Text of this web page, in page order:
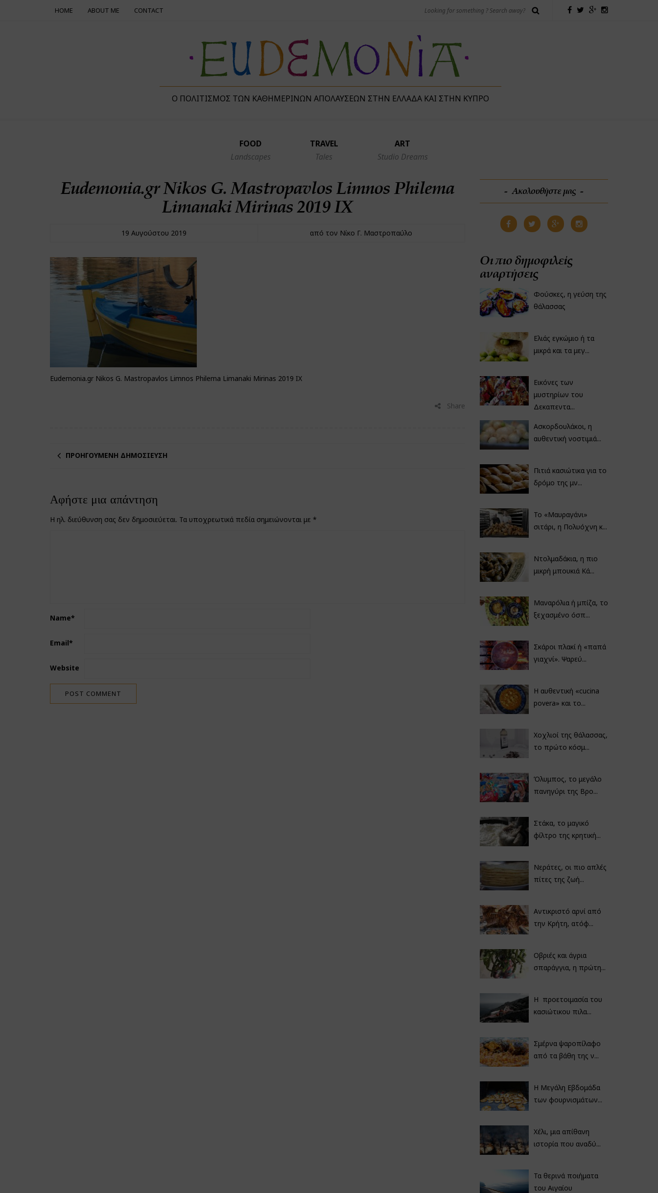
HOME ABOUT ME CONTACT
Ο ΠΟΛΙΤΙΣΜΌΣ ΤΩΝ ΚΑΘΗΜΕΡΙΝΏΝ ΑΠΟΛΑΎΣΕΩΝ ΣΤΗΝ ΕΛΛΆΔΑ ΚΑΙ ΣΤΗΝ ΚΎΠΡΟ
FOOD
Landscapes
TRAVEL
Tales
ART
Studio Dreams
Eudemonia.gr Nikos G. Mastropavlos Limnos Philema
Limanaki Mirinas 2019 IX
19 Αυγούστου 2019 από τον Νίκο Γ. Μαστροπαύλο
Eudemonia.gr Nikos G. Mastropavlos Limnos Philema Limanaki Mirinas 2019 IX
Share
ΠΡΟΗΓΟΎΜΕΝΗ ΔΗΜΟΣΊΕΥΣΗ
Αφήστε μια απάντηση
Η ηλ. διεύθυνση σας δεν δημοσιεύεται. Τα υποχρεωτικά πεδία σημειώνονται με *
Name*
Email*
Website
Ακολουθήστε μας
Οι πιο δημοφιλείς
αναρτήσεις
Φούσκες, η γεύση της
θάλασσας
Ελιάς εγκώμιο ή τα
μικρά και τα μεγ...
Εικόνες των
μυστηρίων του
Δεκαπεντα...
Ασκορδουλάκοι, η
αυθεντική νοστιμιά...
Πιτιά κασιώτικα για το
δρόμο της μν...
Το «Μαυραγάνι»
σιτάρι, η Πολυόχνη κ...
Ντολμαδάκια, η πιο
μικρή μπουκιά Κά...
Μαναρόλια ή μπίζα, το
ξεχασμένο όσπ...
Σκάροι πλακί ή «παπά
γιαχνί». Ψαρεύ...
Η αυθεντική «cucina
povera» και το...
Χοχλιοί της θάλασσας,
το πρώτο κόσμ...
Όλυμπος, το μεγάλο
πανηγύρι της Βρο...
Στάκα, το μαγικό
φίλτρο της κρητική...
Νεράτες, οι πιο απλές
πίτες της ζωή...
Αντικριστό αρνί από
την Κρήτη, ατόφ...
Οβριές και άγρια
σπαράγγια, η πρώτη...
Η προετοιμασία του
κασιώτικου πιλα...
Σμέρνα ψαροπίλαφο
από τα βάθη της ν...
Η Μεγάλη Εβδομάδα
των φουρνισμάτων...
Χέλι, μια απίθανη
ιστορία που αναδύ...
Τα θερινά ποιήματα
του Αιγαίου